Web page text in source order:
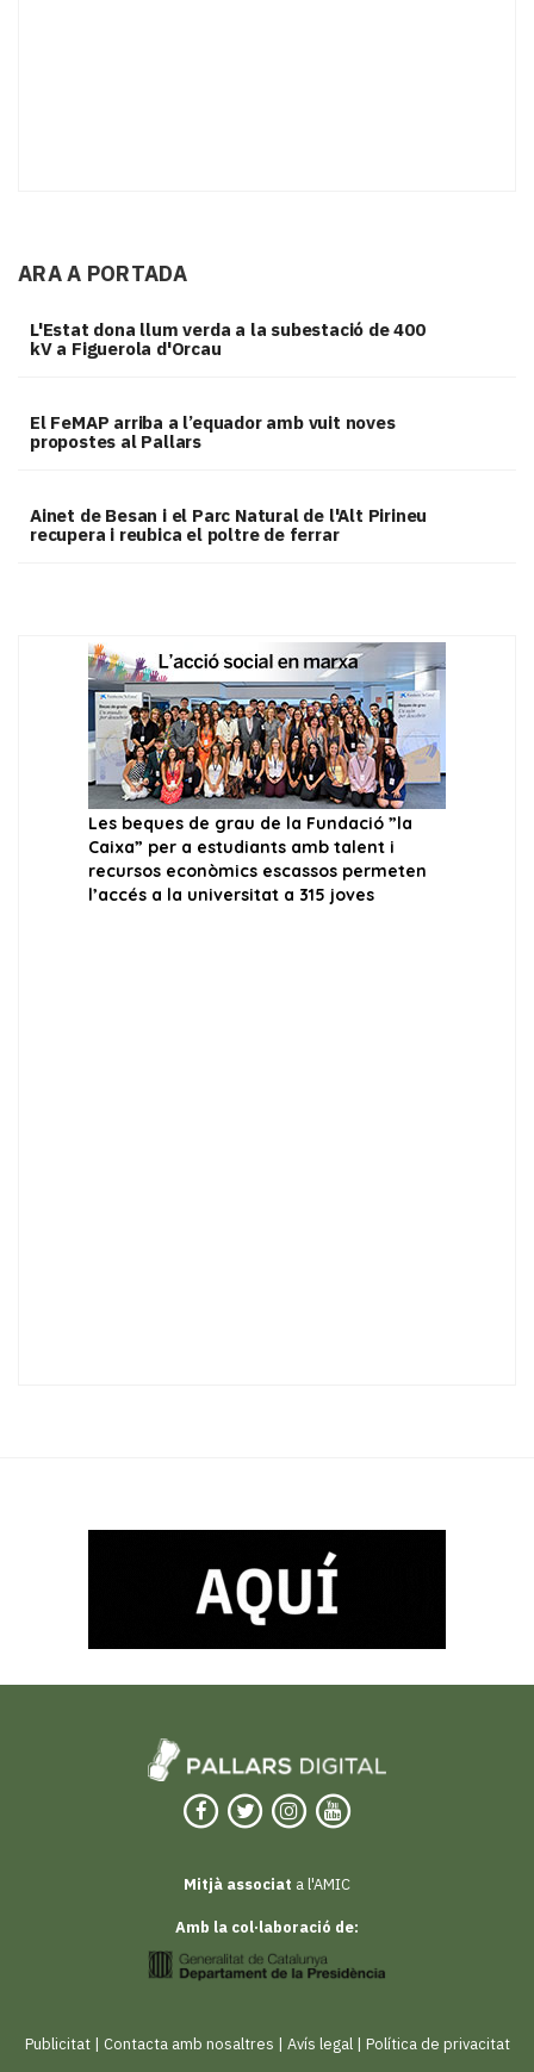
ARA A PORTADA
L'Estat dona llum verda a la subestació de 400
kV a Figuerola d'Orcau
El FeMAP arriba a l’equador amb vuit noves
propostes al Pallars
Ainet de Besan i el Parc Natural de l'Alt Pirineu
recupera i reubica el poltre de ferrar
Mitjà associat a l'AMIC
Amb la col·laboració de:
Publicitat| Contacta amb nosaltres | Avís legal| Política de privacitat